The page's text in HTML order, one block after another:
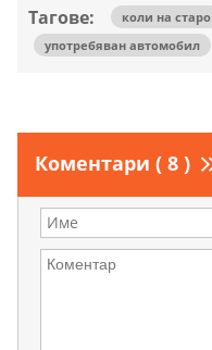
Тагове: коли на старо
употребяван автомобил
Коментари ( 8 )